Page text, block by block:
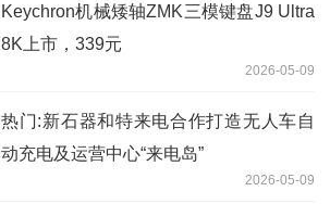
Keychron机械矮轴ZMK三模键盘J9 Ultra
8K上市，339元
2026-05-09
热门:新石器和特来电合作打造无人车自
动充电及运营中心“来电岛”
2026-05-09